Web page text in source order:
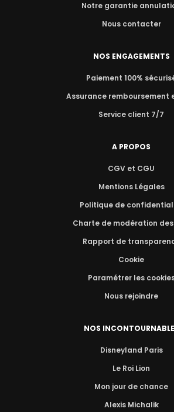
Notre garantie
Nous contacter
NOS ENGAGEMENTS
Paiement 100%
Assurance remboursement
Service client 7/7
A PROPOS
CGV et CGU
Mentions Légales
Politique de
Charte de modération
Rapport de
Cookie
Paramétrer les
Nous rejoindre
NOS
Disneyland Paris
Le Roi Lion
Mon jour de chance
Alexis Michalik